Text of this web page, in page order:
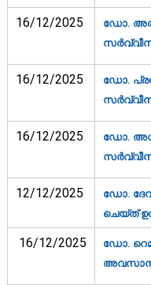
16/12/2025
ഡോ.
16/12/2025
ഡോ.
16/12/2025
ഡോ.
12/12/2025
ഡോ.
ചെയ്ത്
16/12/2025
ഡോ.